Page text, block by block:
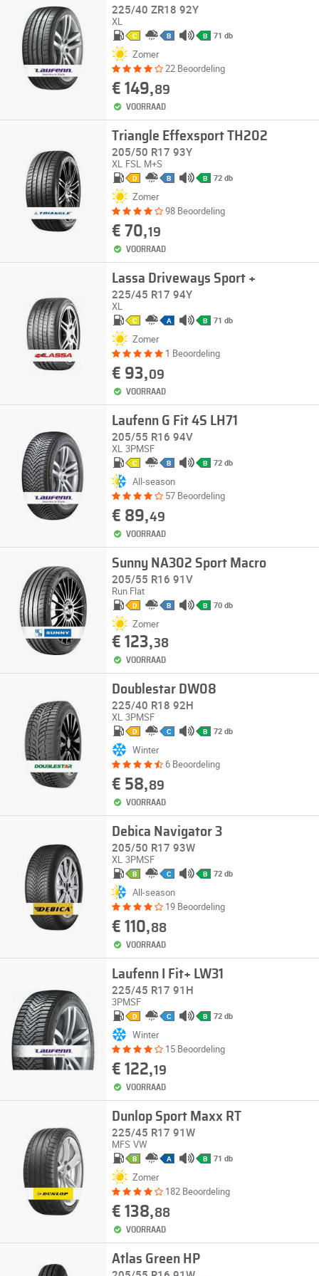
225/40 ZR18 92Y
XL
C B B 71 db
Zomer
22 Beoordeling
€ 149,89
VOORRAAD
Triangle Effexsport TH202
205/50 R17 93Y
XL FSL M+S
D B B 72 db
Zomer
98 Beoordeling
€ 70,19
VOORRAAD
Lassa Driveways Sport +
225/45 R17 94Y
XL
C A B 71 db
Zomer
1 Beoordeling
€ 93,09
VOORRAAD
Laufenn G Fit 4S LH71
205/55 R16 94V
XL 3PMSF
C B B 72 db
All-season
57 Beoordeling
€ 89,49
VOORRAAD
Sunny NA302 Sport Macro
205/55 R16 91V
Run Flat
D B B 70 db
Zomer
€ 123,38
VOORRAAD
Doublestar DW08
225/40 R18 92H
XL 3PMSF
D C B 72 db
Winter
6 Beoordeling
€ 58,89
VOORRAAD
Debica Navigator 3
205/50 R17 93W
XL 3PMSF
B C B 72 db
All-season
19 Beoordeling
€ 110,88
VOORRAAD
Laufenn I Fit+ LW31
225/45 R17 91H
3PMSF
D C B 72 db
Winter
15 Beoordeling
€ 122,19
VOORRAAD
Dunlop Sport Maxx RT
225/45 R17 91W
MFS VW
B A B 71 db
Zomer
182 Beoordeling
€ 138,88
VOORRAAD
Atlas Green HP